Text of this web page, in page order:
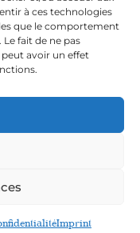
à ces technologies
que le comportement
fait de ne pas
avoir un effet
Imprint
client
(UE)
(UE)
réalisé par e-